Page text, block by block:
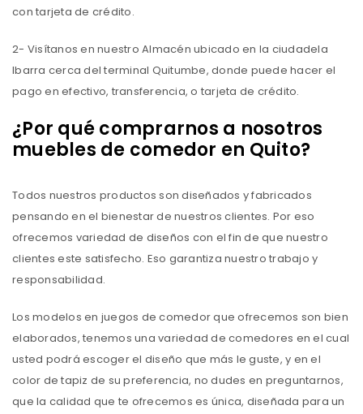
con tarjeta de crédito.
2- Visítanos en nuestro Almacén ubicado en la ciudadela
Ibarra cerca del terminal Quitumbe, donde puede hacer el
pago en efectivo, transferencia, o tarjeta de crédito.
¿Por qué comprarnos a nosotros
muebles de comedor en Quito?
Todos nuestros productos son diseñados y fabricados
pensando en el bienestar de nuestros clientes. Por eso
ofrecemos variedad de diseños con el fin de que nuestro
clientes este satisfecho. Eso garantiza nuestro trabajo y
responsabilidad.
Los modelos en juegos de comedor que ofrecemos son bien
elaborados, tenemos una variedad de comedores en el cual
usted podrá escoger el diseño que más le guste, y en el
color de tapiz de su preferencia, no dudes en preguntarnos,
que la calidad que te ofrecemos es única, diseñada para un